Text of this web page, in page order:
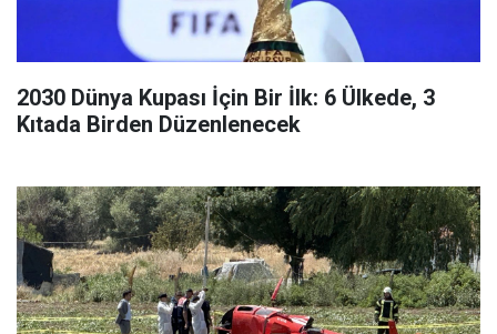
2030 Dünya Kupası İçin Bir İlk: 6 Ülkede, 3
Kıtada Birden Düzenlenecek